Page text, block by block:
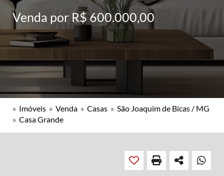
Venda por R$ 600.000,00
» Imóveis » Venda » Casas » São Joaquim de Bicas / MG
» Casa Grande